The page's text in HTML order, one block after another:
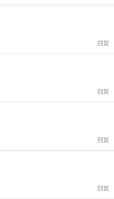
回复
回复
回复
回复